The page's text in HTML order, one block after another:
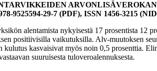
9525594-29-7 (PDF), ISSN 1456-3215
alentamista nykyisestä 17 prosentista 12
positiivisilla vaikutuksilla. Alv-muutoksen
kasvaisivat myös noin 0,5 prosenttia.
suuruisesta tuloveroalennuksesta.